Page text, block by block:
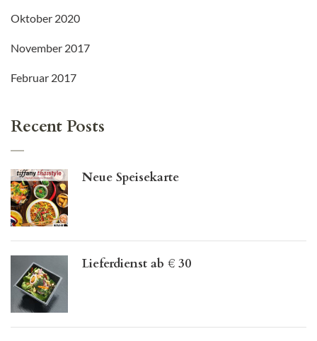
Oktober 2020
November 2017
Februar 2017
Recent Posts
Neue Speisekarte
Lieferdienst ab € 30